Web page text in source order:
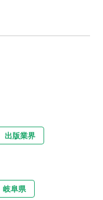
出版業界
岐阜県